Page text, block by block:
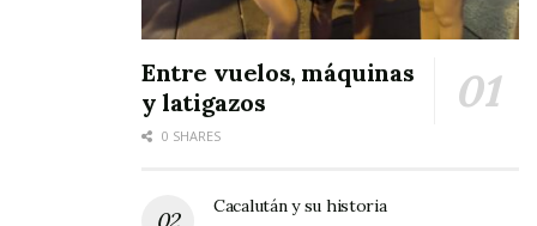
Entre vuelos, máquinas
y latigazos
0 SHARES
Cacalután y su historia